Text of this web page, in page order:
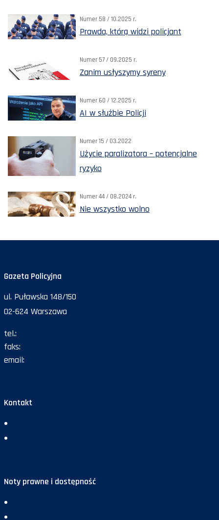
Numer 58 / 10.2025 r.
Prawda, którą widzi policjant
Numer 57 / 09.2025 r.
Zanim usłyszymy syreny
Numer 60 / 12.2025 r.
AI w służbie Policji
Numer 15 / 03.2022
Użycie paralizatora – potencjalne
ryzyko
Numer 44 / 08.2024 r.
Nie wszystko wolno
Gazeta Policyjna
ul. Puławska 148/150
02-624 Warszawa
tel.:
faks:
email:
Kontakt
Noty prawne i dostępność